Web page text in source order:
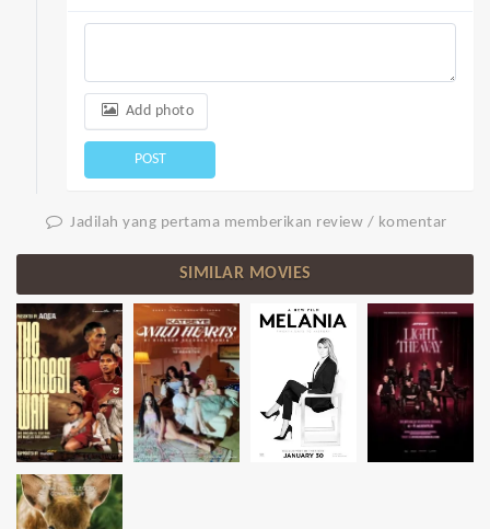
Add photo
POST
Jadilah yang pertama memberikan review / komentar
SIMILAR MOVIES